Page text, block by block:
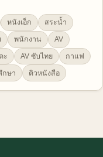
หนังเอ็ก สระน้ำ
พนักงาน AV
ะ AV ซับไทย กาแฟ
กษา ติวหนังสือ